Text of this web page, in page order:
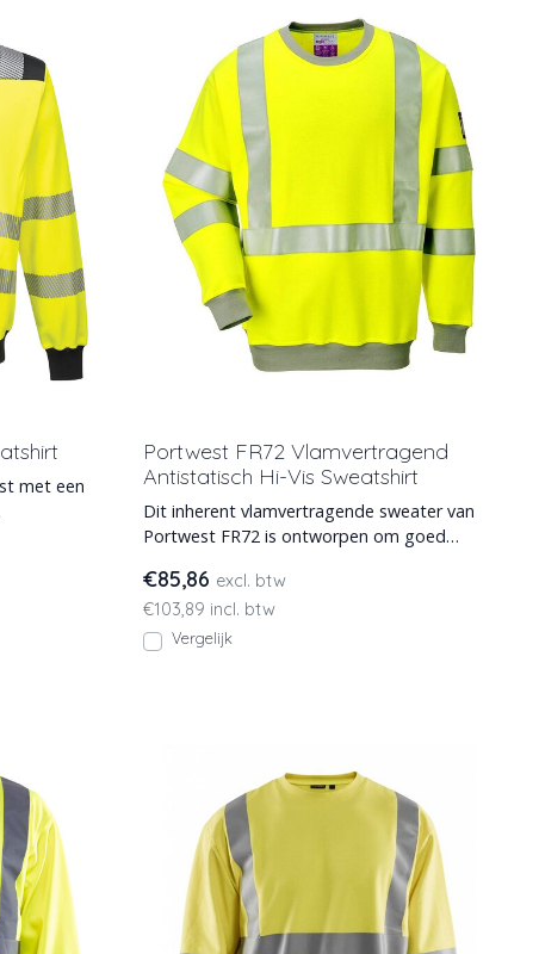
met een
Portwest FR72 Vlamvertragend
Antistatisch Hi-Vis Sweatshirt
Dit inherent vlamvertragende sweater van
Portwest FR72 is ontworpen om goed
€85,86 excl. btw
€103,89 incl. btw
Vergelijk